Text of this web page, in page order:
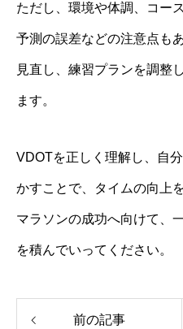
ただし、環境や体調、コー
予測の誤差などの注意点も
見直し、練習プランを調整
ます。
VDOTを正しく理解し、自
かすことで、タイムの向上
マラソンの成功へ向けて、
を積んでいってください。
前の記事